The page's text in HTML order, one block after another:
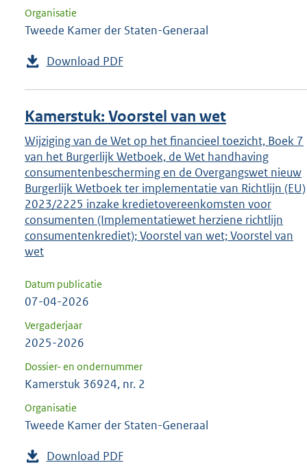
Organisatie
Tweede Kamer der Staten-Generaal
Download PDF
Kamerstuk: Voorstel van wet
Wijziging van de Wet op het financieel toezicht, Boek 7
van het Burgerlijk Wetboek, de Wet handhaving
consumentenbescherming en de Overgangswet nieuw
Burgerlijk Wetboek ter implementatie van Richtlijn (EU)
2023/2225 inzake kredietovereenkomsten voor
consumenten (Implementatiewet herziene richtlijn
consumentenkrediet); Voorstel van wet; Voorstel van
wet
Datum publicatie
07-04-2026
Vergaderjaar
2025-2026
Dossier- en ondernummer
Kamerstuk 36924, nr. 2
Organisatie
Tweede Kamer der Staten-Generaal
Download PDF